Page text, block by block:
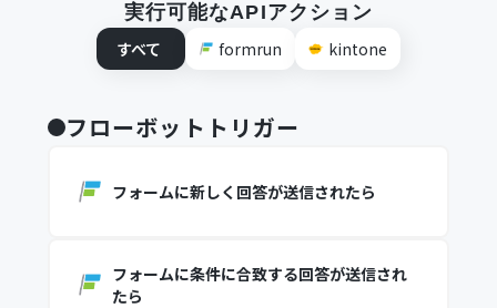
実行可能なAPIアクション
すべて
formrun kintone
フローボットトリガー
フォームに新しく回答が送信されたら
フォームに条件に合致する回答が送信され
たら